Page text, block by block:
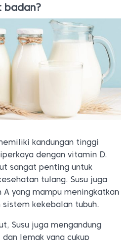
badan?
kandungan tinggi
dengan vitamin D.
sangat penting untuk
tulang. Susu juga
yang mampu meningkatkan
kekebalan tubuh.
Susu juga mengandung
lemak yang cukup